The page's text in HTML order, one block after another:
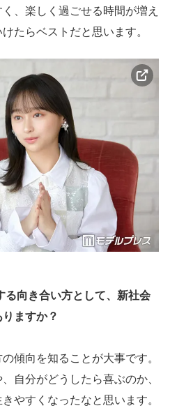
、楽しく過ごせる時間が増え
たらベストだと思います。
向き合い方として、新社会
ますか？
傾向を知ることが大事です。
自分がどうしたら喜ぶのか、
やすくなったなと思います。